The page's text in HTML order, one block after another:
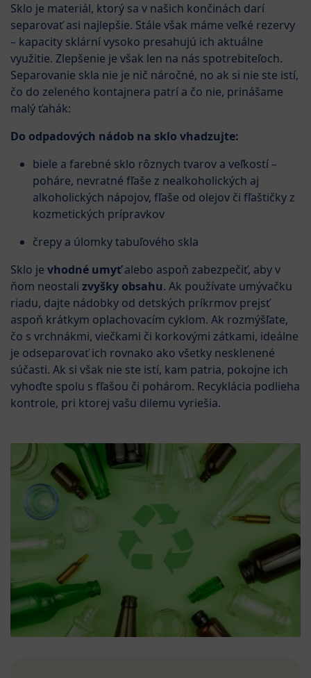
Sklo je materiál, ktorý sa v našich končinách darí
separovať asi najlepšie. Stále však máme veľké rezervy
– kapacity sklární vysoko presahujú ich aktuálne
využitie. Zlepšenie je však len na nás spotrebiteľoch.
Separovanie skla nie je nič náročné, no ak si nie ste istí,
čo do zeleného kontajnera patrí a čo nie, prinášame
malý ťahák:
Do odpadových nádob na sklo vhadzujte:
biele a farebné sklo rôznych tvarov a veľkostí –
poháre, nevratné fľaše z nealkoholických aj
alkoholických nápojov, fľaše od olejov či fľaštičky z
kozmetických prípravkov
črepy a úlomky tabuľového skla
Sklo je vhodné umyťalebo aspoň zabezpečiť, aby v
ňom neostali zvyšky obsahu. Ak používate umývačku
riadu, dajte nádobky od detských príkrmov prejsť
aspoň krátkym oplachovacím cyklom. Ak rozmýšľate,
čo s vrchnákmi, viečkami či korkovými zátkami, ideálne
je odseparovať ich rovnako ako všetky nesklenené
súčasti. Ak si však nie ste istí, kam patria, pokojne ich
vyhoďte spolu s fľašou či pohárom. Recyklácia podlieha
kontrole, pri ktorej vašu dilemu vyriešia.